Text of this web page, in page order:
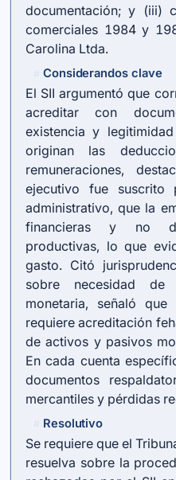
documentación; y (iii)
comerciales 1984 y
Carolina Ltda.
Considerandos clave
El SII argumentó que
acreditar con
existencia y
originan las
remuneraciones,
ejecutivo fue suscrito
administrativo, que la
financieras y no
productivas, lo que
gasto. Citó
sobre necesidad de
monetaria, señaló
requiere acreditación
de activos y pasivos
En cada cuenta
documentos
mercantiles y pérdidas
Resolutivo
Se requiere que el
resuelva sobre la